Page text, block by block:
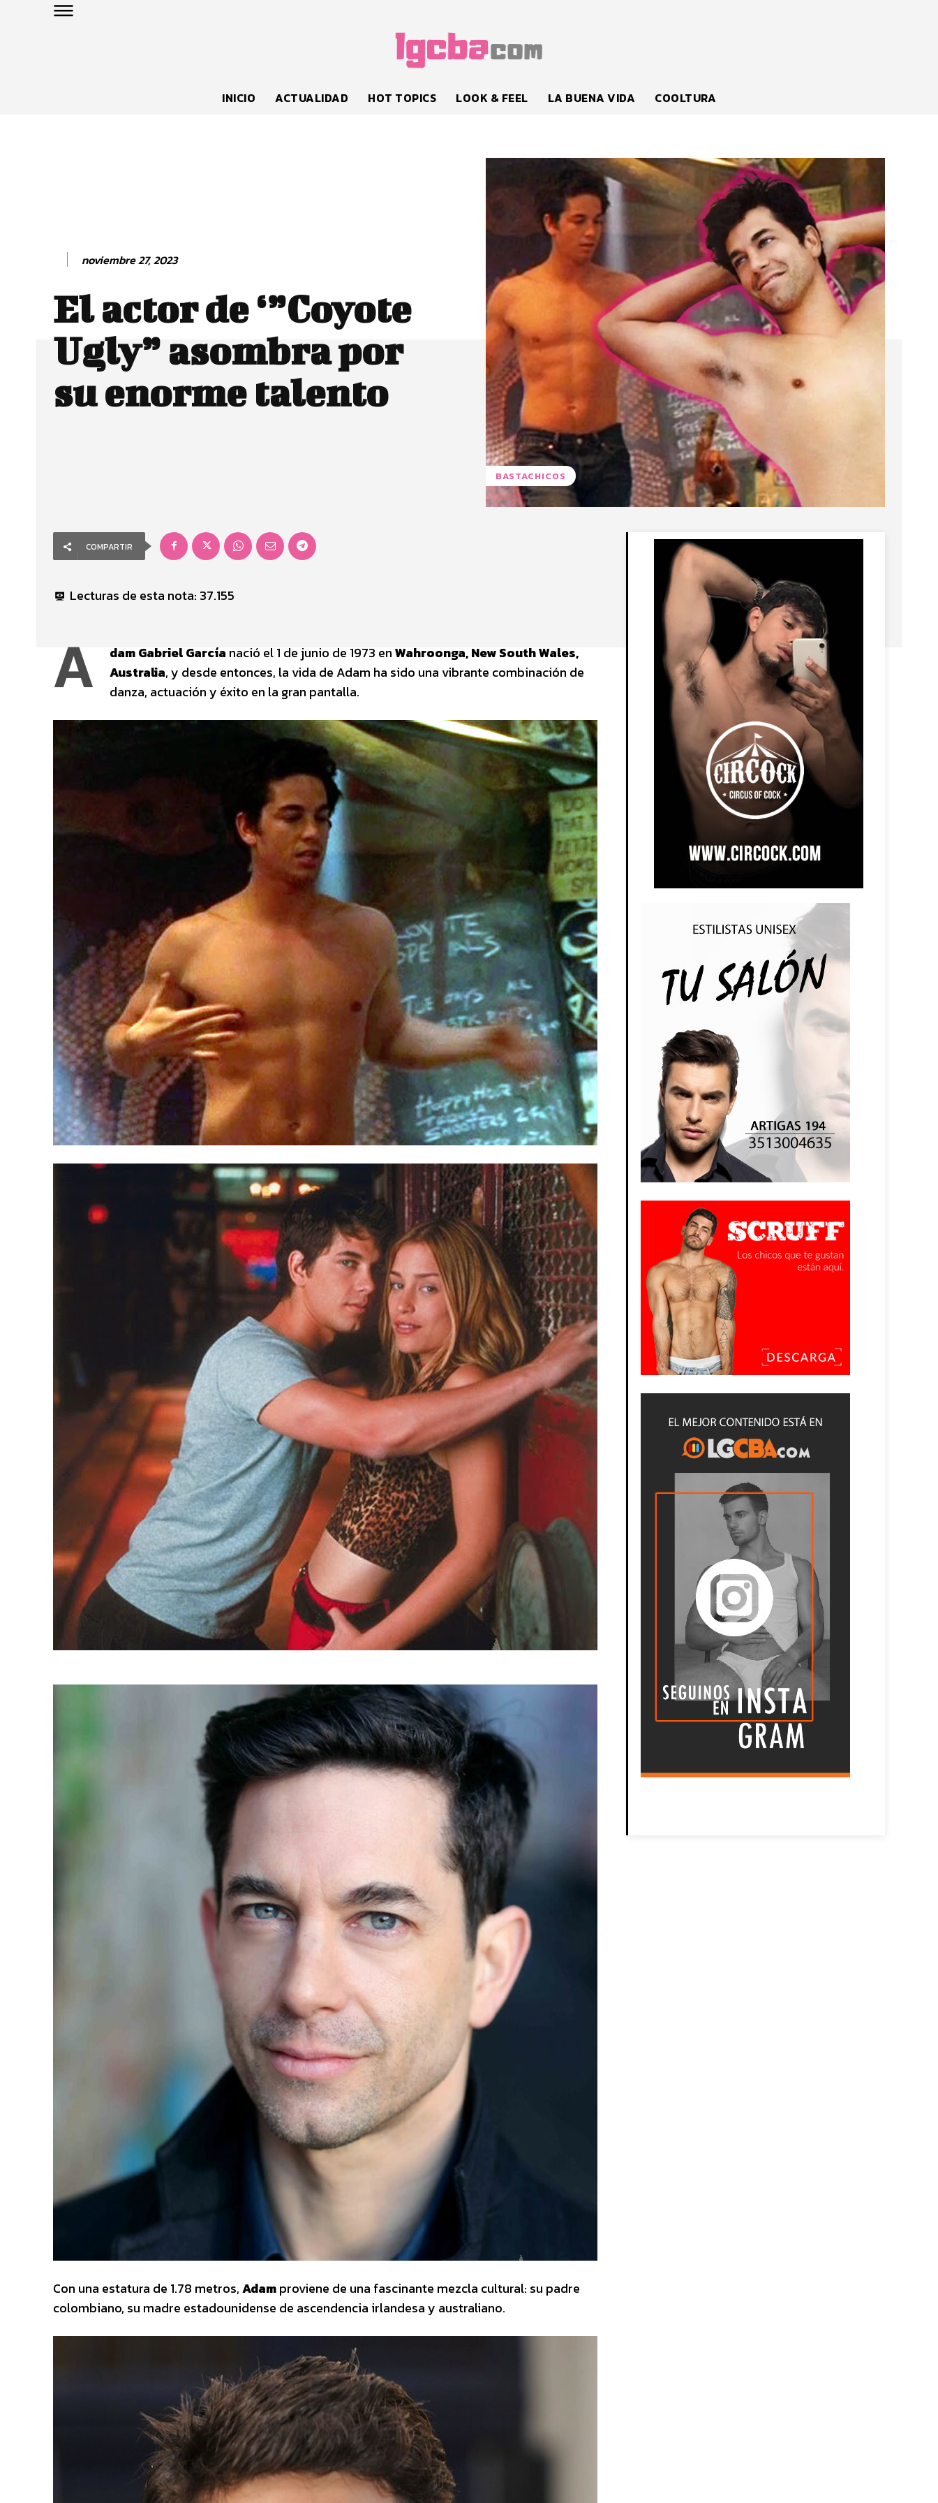
INICIO ACTUALIDAD HOT TOPICS LOOK & FEEL LA BUENA VIDA COOLTURA
noviembre 27, 2023
El actor de ‘”Coyote
Ugly” asombra por
su enorme talento
BASTACHICOS
COMPARTIR
Lecturas de esta nota: 37.155
A dam Gabriel García nació el 1 de junio de 1973 enWahroonga, New South Wales,
Australia, y desde entonces, la vida de Adam ha sido una vibrante combinación de
danza, actuación y éxito en la gran pantalla.
Con una estatura de 1.78 metros,Adamproviene de una fascinante mezcla cultural: su padre
colombiano, su madre estadounidense de ascendencia irlandesa y australiano.